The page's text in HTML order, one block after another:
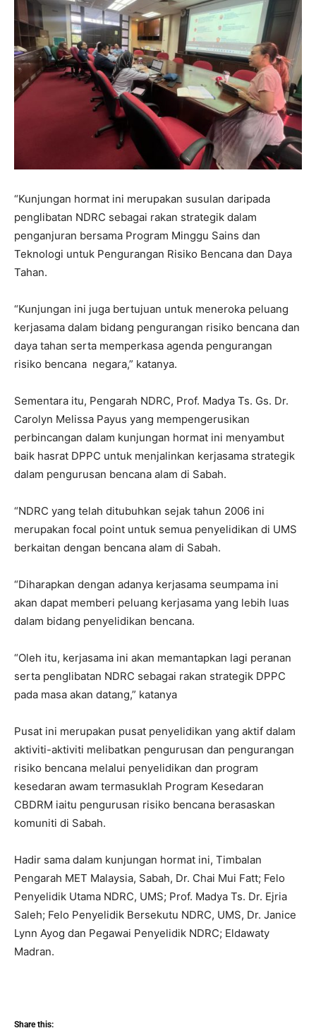
“Kunjungan hormat ini merupakan susulan daripada
penglibatan NDRC sebagai rakan strategik dalam
penganjuran bersama Program Minggu Sains dan
Teknologi untuk Pengurangan Risiko Bencana dan Daya
Tahan.
“Kunjungan ini juga bertujuan untuk meneroka peluang
kerjasama dalam bidang pengurangan risiko bencana dan
daya tahan serta memperkasa agenda pengurangan
risiko bencana negara,” katanya.
Sementara itu, Pengarah NDRC, Prof. Madya Ts. Gs. Dr.
Carolyn Melissa Payus yang mempengerusikan
perbincangan dalam kunjungan hormat ini menyambut
baik hasrat DPPC untuk menjalinkan kerjasama strategik
dalam pengurusan bencana alam di Sabah.
“NDRC yang telah ditubuhkan sejak tahun 2006 ini
merupakan focal point untuk semua penyelidikan di UMS
berkaitan dengan bencana alam di Sabah.
“Diharapkan dengan adanya kerjasama seumpama ini
akan dapat memberi peluang kerjasama yang lebih luas
dalam bidang penyelidikan bencana.
“Oleh itu, kerjasama ini akan memantapkan lagi peranan
serta penglibatan NDRC sebagai rakan strategik DPPC
pada masa akan datang,” katanya
Pusat ini merupakan pusat penyelidikan yang aktif dalam
aktiviti-aktiviti melibatkan pengurusan dan pengurangan
risiko bencana melalui penyelidikan dan program
kesedaran awam termasuklah Program Kesedaran
CBDRM iaitu pengurusan risiko bencana berasaskan
komuniti di Sabah.
Hadir sama dalam kunjungan hormat ini, Timbalan
Pengarah MET Malaysia, Sabah, Dr. Chai Mui Fatt; Felo
Penyelidik Utama NDRC, UMS; Prof. Madya Ts. Dr. Ejria
Saleh; Felo Penyelidik Bersekutu NDRC, UMS, Dr. Janice
Lynn Ayog dan Pegawai Penyelidik NDRC; Eldawaty
Madran.
Share this: